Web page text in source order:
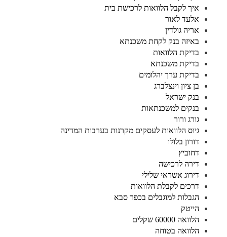
איך לקבל הלוואות לרכישת בית
אלעד לאור
אריה גולדין
באיזה בנק לקחת משכנתא
בדיקת הלוואות
בדיקת משכנתא
בדיקת ערך יהלומים
בן ציון וינצלברג
בנק ישראל
בנקים למשכנתאות
גורג ורור
גיוס הלוואות לעסקים מקרנות בערבות המדינה
דורון בלולו
דחוביץ
דירה לרכישה
דירוג אשראי שלילי
דרכים לקבלת הלוואות
הגבלות למוגבלים בכפר סבא
הייטק
הלוואה 60000 שקלים
הלוואה בטוחה